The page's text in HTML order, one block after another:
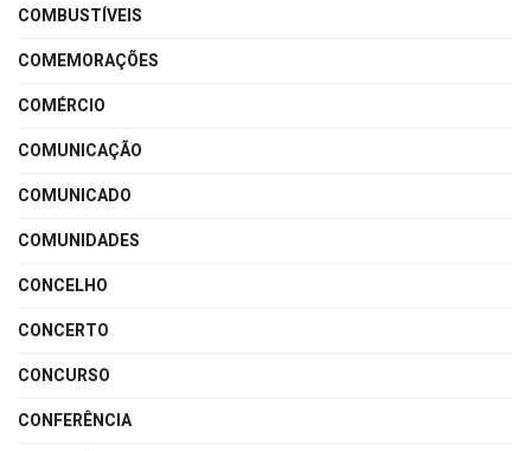
COMBUSTÍVEIS
COMEMORAÇÕES
COMÉRCIO
COMUNICAÇÃO
COMUNICADO
COMUNIDADES
CONCELHO
CONCERTO
CONCURSO
CONFERÊNCIA